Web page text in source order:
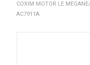
COXIM MOTOR LE
AC7911A